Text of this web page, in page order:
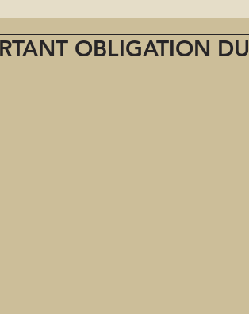
OBLIGATION DU